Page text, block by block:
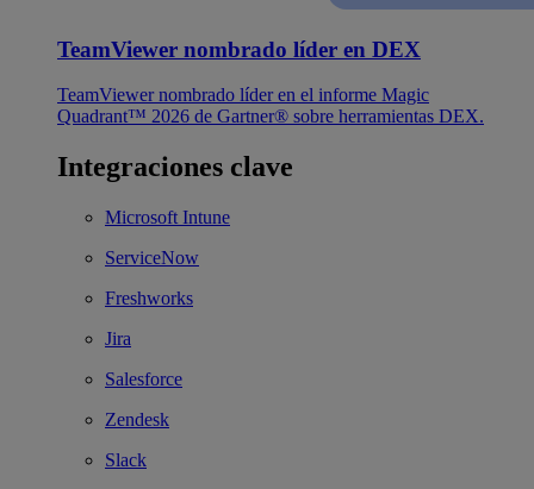
TeamViewer nombrado líder en DEX
TeamViewer nombrado líder en el informe Magic
Quadrant™ 2026 de Gartner® sobre herramientas DEX.
Integraciones clave
Microsoft Intune
ServiceNow
Freshworks
Jira
Salesforce
Zendesk
Slack